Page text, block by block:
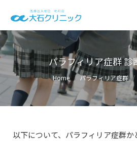
パラフィリア症群 診
You are here:
Home パラフィリア症群
以下について、パラフィリア症群